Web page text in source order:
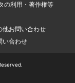
の利用・著作権等
他お問い合わせ
い合わせ